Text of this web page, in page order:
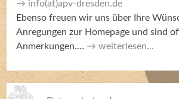
info(at)apv-dresden.de
Ebenso freuen wir uns über Ihre
Anregungen zur Homepage und sind
Anmerkungen.…
weiterlesen...